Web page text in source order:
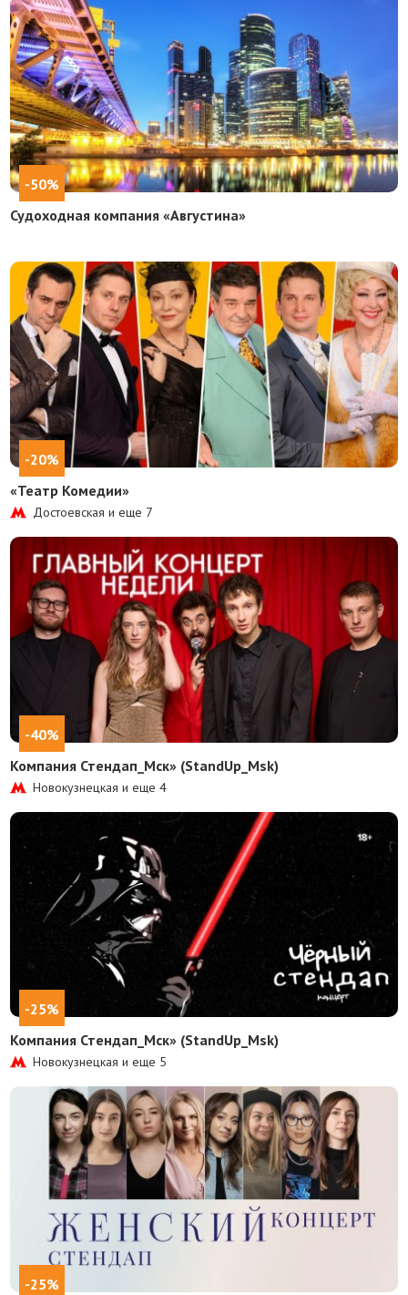
-50%
Судоходная компания «Августина»
-20%
«Театр Комедии»
Достоевская и еще 7
-40%
Компания Стендап_Мск» (StandUp_Msk)
Новокузнецкая и еще4
-25%
Компания Стендап_Мск» (StandUp_Msk)
Новокузнецкая и еще 5
-25%